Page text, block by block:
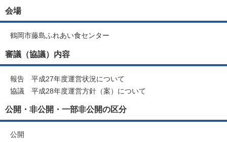
会場
鶴岡市藤島ふれあい食センター
審議（協議）内容
報告 平成27年度運営状況について
協議 平成28年度運営方針（案）について
公開・非公開・一部非公開の区分
公開